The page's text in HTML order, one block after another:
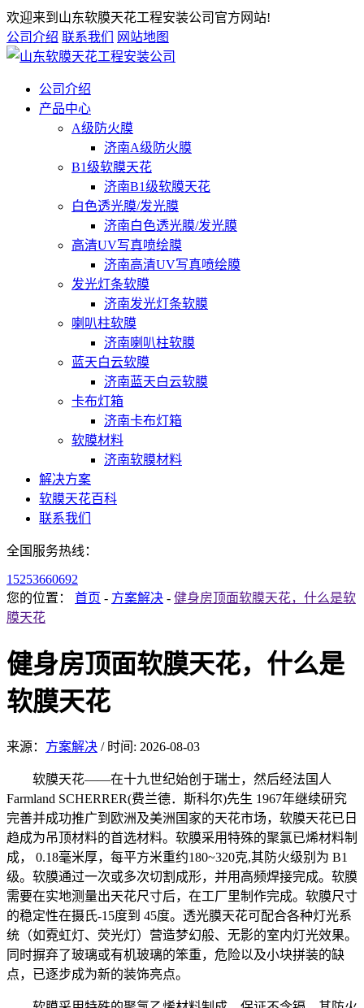
欢迎来到山东软膜天花工程安装公司官方网站!
公司介绍 联系我们 网站地图
公司介绍
产品中心
A级防火膜
济南A级防火膜
B1级软膜天花
济南B1级软膜天花
白色透光膜/发光膜
济南白色透光膜/发光膜
高清UV写真喷绘膜
济南高清UV写真喷绘膜
发光灯条软膜
济南发光灯条软膜
喇叭柱软膜
济南喇叭柱软膜
蓝天白云软膜
济南蓝天白云软膜
卡布灯箱
济南卡布灯箱
软膜材料
济南软膜材料
解决方案
软膜天花百科
联系我们
全国服务热线：
15253660692
您的位置： 首页 - 方案解决 - 健身房顶面软膜天花，什么是软
膜天花
健身房顶面软膜天花，什么是
软膜天花
来源： 方案解决 / 时间: 2026-08-03
软膜天花——在十九世纪始创于瑞士，然后经法国人
Farmland SCHERRER(费兰德．斯科尔)先生 1967年继续研究
完善并成功推广到欧洲及美洲国家的天花市场，软膜天花已日
趋成为吊顶材料的首选材料。软膜采用特殊的聚氯已烯材料制
成， 0.18毫米厚，每平方米重约180~320克,其防火级别为 B1
级。软膜通过一次或多次切割成形，并用高频焊接完成。软膜
需要在实地测量出天花尺寸后，在工厂里制作完成。软膜尺寸
的稳定性在摄氏-15度到 45度。透光膜天花可配合各种灯光系
统（如霓虹灯、荧光灯）营造梦幻般、无影的室内灯光效果。
同时摒弃了玻璃或有机玻璃的笨重，危险以及小块拼装的缺
点，已逐步成为新的装饰亮点。